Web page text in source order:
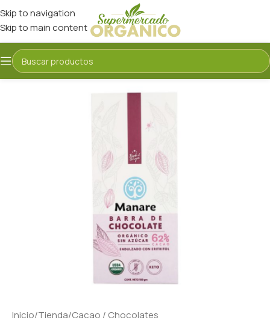
Skip to navigation
Skip to main content
Inicio/Tienda/Cacao / Chocolates